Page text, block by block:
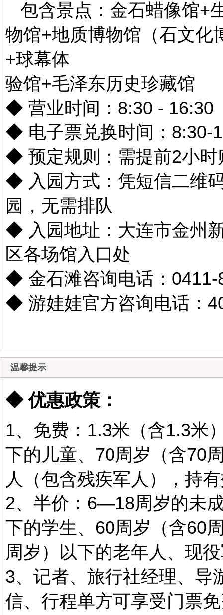
包含景点：金石蜡像馆+
物馆+地质博物馆（石文化
+球幕体
验馆+毛泽东历史珍藏馆
◆ 营业时间：8:30 - 16:30
◆ 电子票兑换时间：8:30-
◆ 预定规则：需提前2小时
◆ 入园方式：凭短信二维
园，无需排队
◆ 入园地址：大连市金州
区各场馆入口处
◆ 金石滩咨询电话：0411-
◆ 游娃娃官方咨询电话：
温馨提示
◆ 优惠政策：
1、免费：1.3米（含1.3米
下的儿童、70周岁（含70
人（包含残疾军人），持
2、半价：6—18周岁的未
下的学生、60周岁（含60
周岁）以下的老年人、现
3、记者、旅行社经理、导
信、行程单方可享受门票